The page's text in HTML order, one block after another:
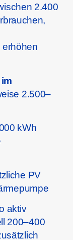
2.400
2.500–
kWh
PV
aktiv
200–400